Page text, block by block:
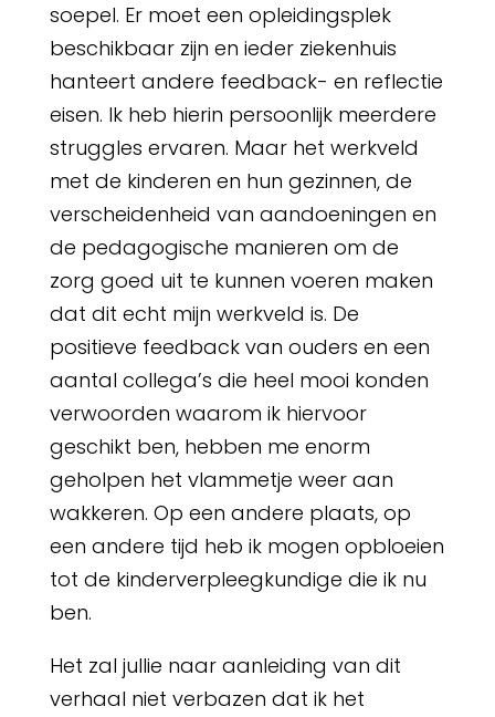
soepel. Er moet een opleidingsplek
beschikbaar zijn en ieder ziekenhuis
hanteert andere feedback- en reflectie
eisen. Ik heb hierin persoonlijk meerdere
struggles ervaren. Maar het werkveld
met de kinderen en hun gezinnen, de
verscheidenheid van aandoeningen en
de pedagogische manieren om de
zorg goed uit te kunnen voeren maken
dat dit echt mijn werkveld is. De
positieve feedback van ouders en een
aantal collega’s die heel mooi konden
verwoorden waarom ik hiervoor
geschikt ben, hebben me enorm
geholpen het vlammetje weer aan
wakkeren. Op een andere plaats, op
een andere tijd heb ik mogen opbloeien
tot de kinderverpleegkundige die ik nu
ben.
Het zal jullie naar aanleiding van dit
verhaal niet verbazen dat ik het